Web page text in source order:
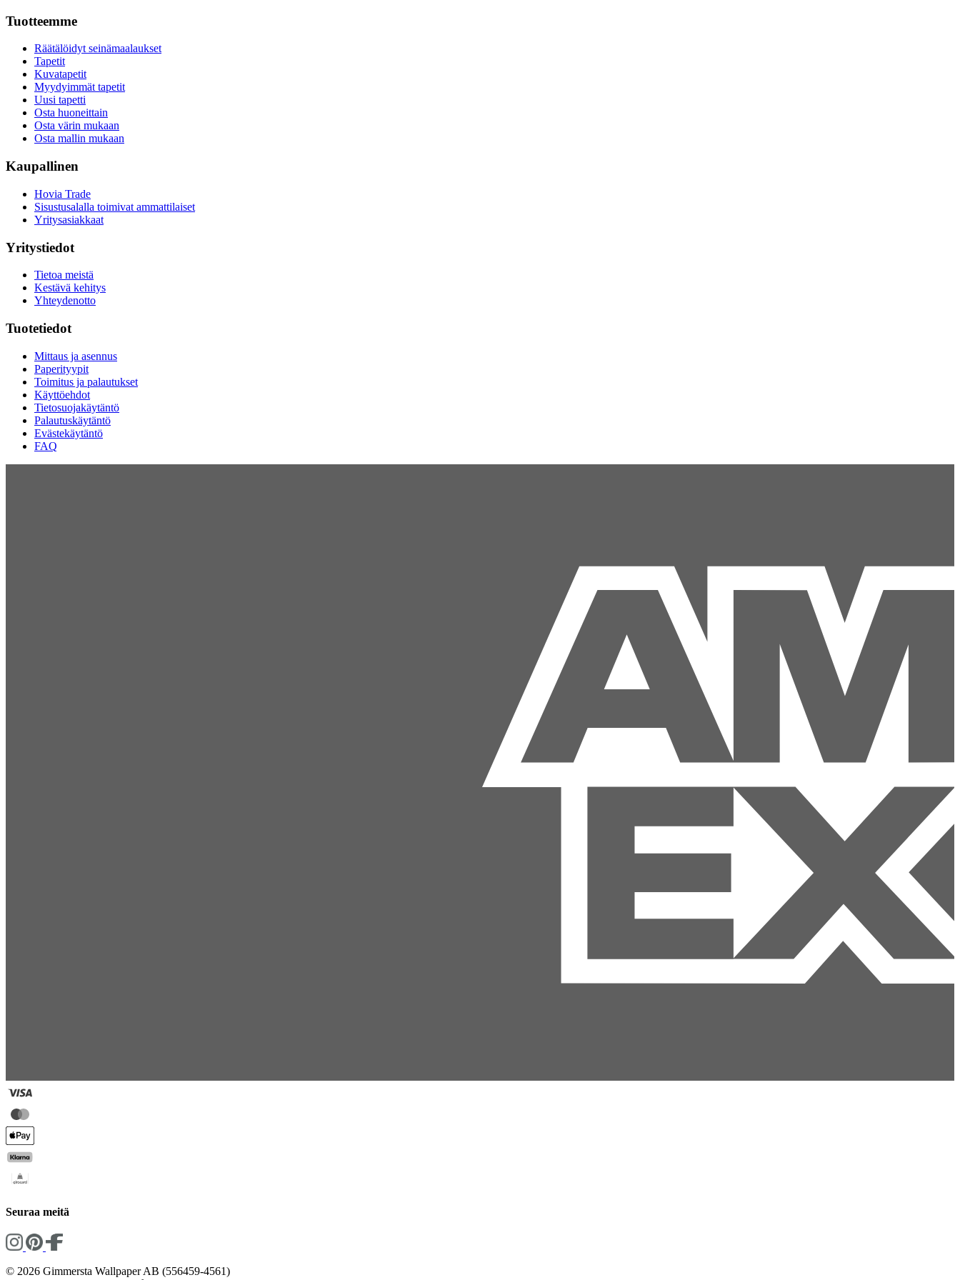
Tuotteemme
Räätälöidyt seinämaalaukset
Tapetit
Kuvatapetit
Myydyimmät tapetit
Uusi tapetti
Osta huoneittain
Osta värin mukaan
Osta mallin mukaan
Kaupallinen
Hovia Trade
Sisustusalalla toimivat ammattilaiset
Yritysasiakkaat
Yritystiedot
Tietoa meistä
Kestävä kehitys
Yhteydenotto
Tuotetiedot
Mittaus ja asennus
Paperityypit
Toimitus ja palautukset
Käyttöehdot
Tietosuojakäytäntö
Palautuskäytäntö
Evästekäytäntö
FAQ
Seuraa meitä
© 2026 Gimmersta Wallpaper AB (556459-4561)